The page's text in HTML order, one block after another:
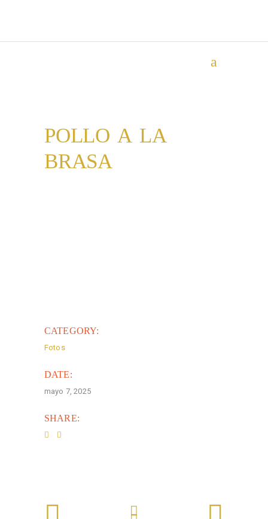
POLLO A LA
BRASA
CATEGORY:
Fotos
DATE:
mayo 7, 2025
SHARE: